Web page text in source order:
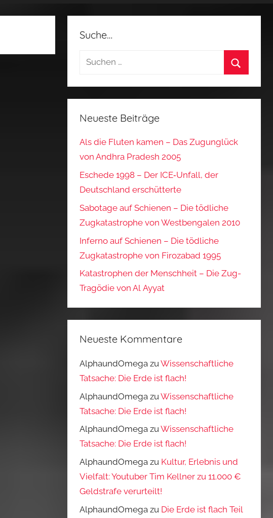
Suche…
Suchen
Neueste Beiträge
Als die Fluten kamen – Das Zugunglück
von Andhra Pradesh 2005
Eschede 1998 – Der ICE‑Unfall, der
Deutschland erschütterte
Sabotage auf Schienen – Die tödliche
Zugkatastrophe von Westbengalen 2010
Inferno auf Schienen – Die tödliche
Zugkatastrophe von Firozabad 1995
Katastrophen der Menschheit – Die Zug-
Tragödie von Al Ayyat
Neueste Kommentare
AlphaundOmega zuWissenschaftliche
Tatsache: Die Erde ist flach!
AlphaundOmega zuWissenschaftliche
Tatsache: Die Erde ist flach!
AlphaundOmega zuWissenschaftliche
Tatsache: Die Erde ist flach!
AlphaundOmega zu Kultur, Erlebnis und
Vielfalt: Youtuber Tim Kellner zu 11.000 €
Geldstrafe verurteilt!
AlphaundOmega zu Die Erde ist flach Teil